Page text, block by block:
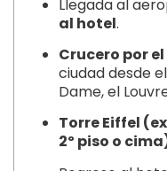
Llegada al
al hotel.
Crucero por el
ciudad desde
Dame, el
Torre Eiffel
2º piso o